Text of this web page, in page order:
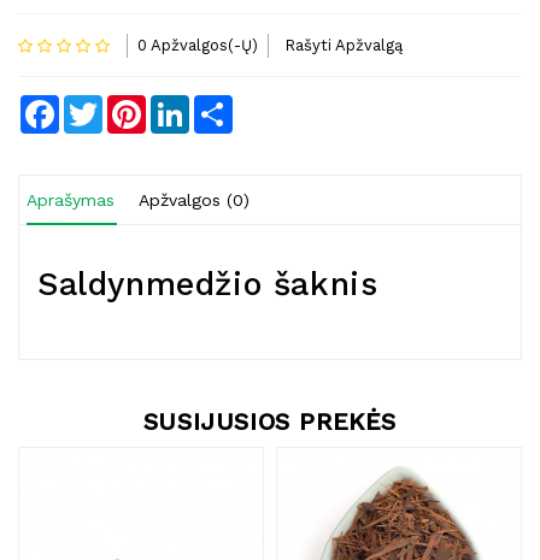
0 Apžvalgos(-Ų) Rašyti Apžvalgą
Facebook
TwitterPinterestLinkedIn
Aprašymas Apžvalgos (0)
Saldynmedžio šaknis
SUSIJUSIOS PREKĖS